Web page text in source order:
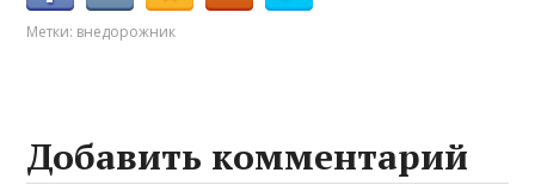
Метки: внедорожник
Добавить комментарий